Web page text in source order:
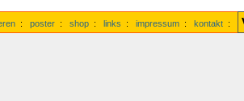
: poster : shop : links : impressum : kontakt :